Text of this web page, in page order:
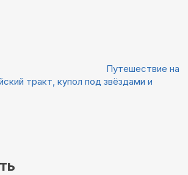
Путешествие на
тракт, купол под звёздами и